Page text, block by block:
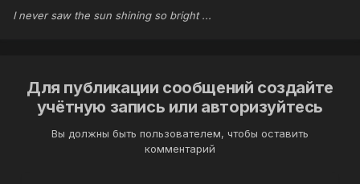
I never saw the sun shining so bright ...
Для публикации сообщений создайте
учётную запись или авторизуйтесь
Вы должны быть пользователем, чтобы оставить
комментарий